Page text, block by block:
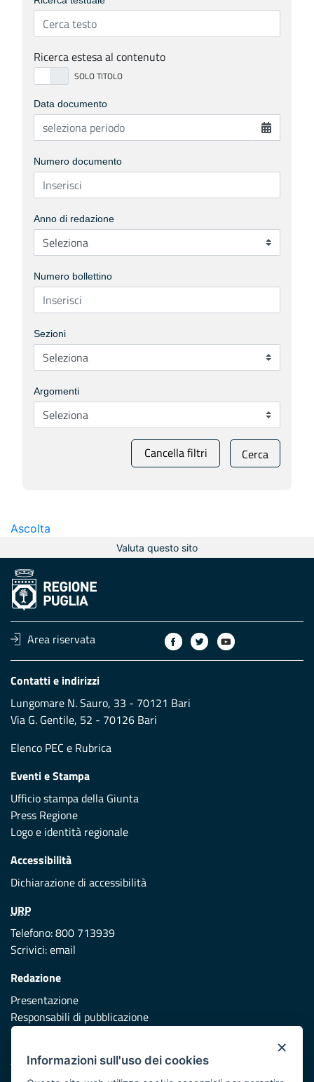
Ricerca estesa al contenuto
Data documento
Numero documento
Anno di redazione
Numero bollettino
Sezioni
Argomenti
Cancella filtri Cerca
Ascolta
Valuta questo sito
Area riservata
Contatti e indirizzi
Lungomare N. Sauro, 33 - 70121 Bari
Via G. Gentile, 52 - 70126 Bari
Elenco PEC e Rubrica
Eventi e Stampa
Ufficio stampa della Giunta
Press Regione
Logo e identità regionale
Accessibilità
Dichiarazione di accessibilità
URP
Telefono: 800 713939
Scrivici:email
Redazione
Presentazione
Responsabili di pubblicazione
Vai al sito di Protezione Civile Puglia
×
Informazioni sull'uso dei cookies